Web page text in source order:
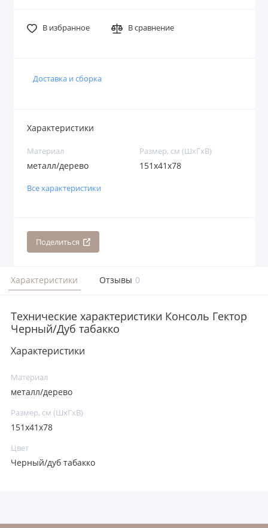
В избранное В сравнение
Доставка и сборка
Характеристики
Материал
металл/дерево
Размер, см (ШхГхВ)
151х41х78
Все характеристики
Поделиться
Характеристики Отзывы 0
Технические характеристики Консоль Гектор
Черный/Дуб табакко
Характеристики
Материал
металл/дерево
Размер, см (ШхГхВ)
151х41х78
Цвет
Черный/дуб табакко